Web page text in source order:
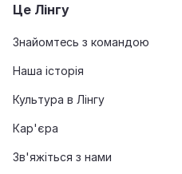
Це Лінгу
Знайомтесь з командою
Наша історія
Культура в Лінгу
Кар'єра
Зв'яжіться з нами